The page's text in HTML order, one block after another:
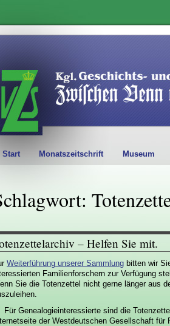
Start Monatszeitschrift Museum
– Helfen Sie mit.
Weiterführung unserer Sammlung bitten wir
Familienforschern zur Verfügung
Sie die Totenzettel nicht gerne länger aus
Für Genealogieinteressierte sind die
der Westdeutschen Gesellschaft